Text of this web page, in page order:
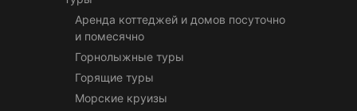
Аренда коттеджей и домов посуточно
и помесячно
Горнолыжные туры
Горящие туры
Морские круизы